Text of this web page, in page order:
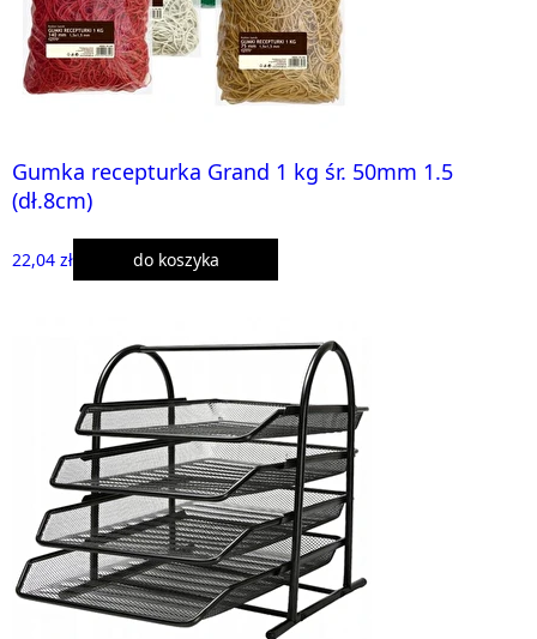
Gumka recepturka Grand 1 kg śr. 50mm 1.5
(dł.8cm)
22,04 zł do koszyka